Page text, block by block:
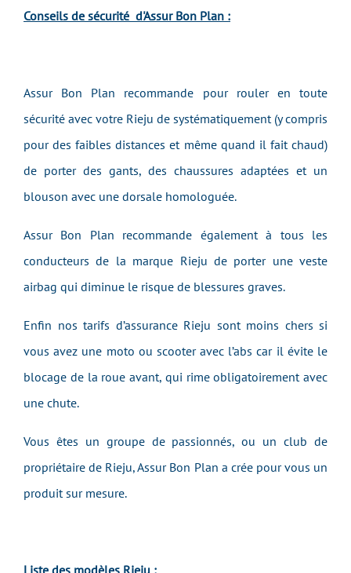
Conseils de sécurité d'Assur Bon Plan :
Assur Bon Plan recommande pour rouler en toute
sécurité avec votre Rieju de systématiquement (y compris
pour des faibles distances et même quand il fait chaud)
de porter des gants, des chaussures adaptées et un
blouson avec une dorsale homologuée.
Assur Bon Plan recommande également à tous les
conducteurs de la marque Rieju de porter une veste
airbag qui diminue le risque de blessures graves.
Enfin nos tarifs d’assurance Rieju sont moins chers si
vous avez une moto ou scooter avec l’abs car il évite le
blocage de la roue avant, qui rime obligatoirement avec
une chute.
Vous êtes un groupe de passionnés, ou un club de
propriétaire de Rieju, Assur Bon Plan a crée pour vous un
produit sur mesure.
Liste des modèles Rieju :